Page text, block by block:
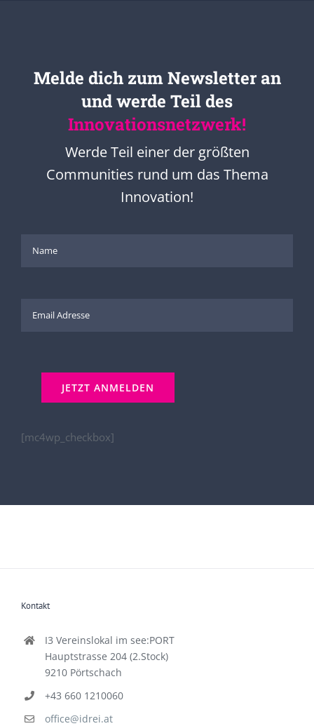
Melde dich zum Newsletter an
und werde Teil des
Innovationsnetzwerk!
Werde Teil einer der größten
Communities rund um das Thema
Innovation!
[mc4wp_checkbox]
Kontakt
I3 Vereinslokal im see:PORT
Hauptstrasse 204 (2.Stock)
9210 Pörtschach
+43 660 1210060
office@idrei.at